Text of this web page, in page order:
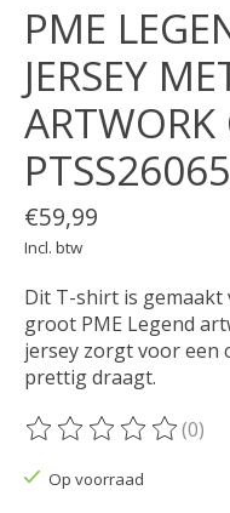
PME
JERSEY
ARTWORK
€59,99
Incl. btw
Dit T-shirt is gemaakt
groot PME Legend
jersey zorgt voor een
prettig draagt.
De beoordeling van
(0)
Op voorraad